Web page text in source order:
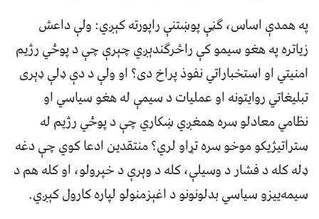
په همدې اساس، ګڼې پوښتنې راپورته کېږي: ولې داعش
زياتره په هغو سيمو کې راڅرګندېږي چېرې چې د پوځي رژیم
امنيتي او استخباراتي نفوذ پراخ دی؟ او ولې د دې ډلې ډېری
تبليغاتي روايتونه او عمليات د سيمې له هغو سياسي او
نظامي معادلو سره همغږي ښکاري چې د پوځي رژيم له
ستراتيژيکو موخو سره تړاو لري؟ منتقدين ادعا کوي چې دغه
ډله کله د فشار د وسيلې، کله د وېرې د خپرولو، او کله هم د
سيمه‌ييزو سياسي بدلونونو د اغېزمنولو لپاره کارول کېږي.